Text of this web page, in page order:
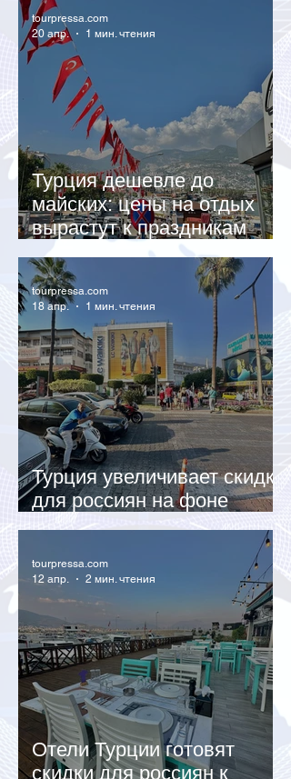
Турция дешевле до
майских: цены на отдых
вырастут к праздникам
почти в полтора раза
tourpressa.com
20 апр.
1 мин. чтения
Турция увеличивает скидки
для россиян на фоне
спада европейского спроса
tourpressa.com
18 апр.
1 мин. чтения
Отели Турции готовят
скидки для россиян к
tourpressa.com
12 апр.
2 мин. чтения